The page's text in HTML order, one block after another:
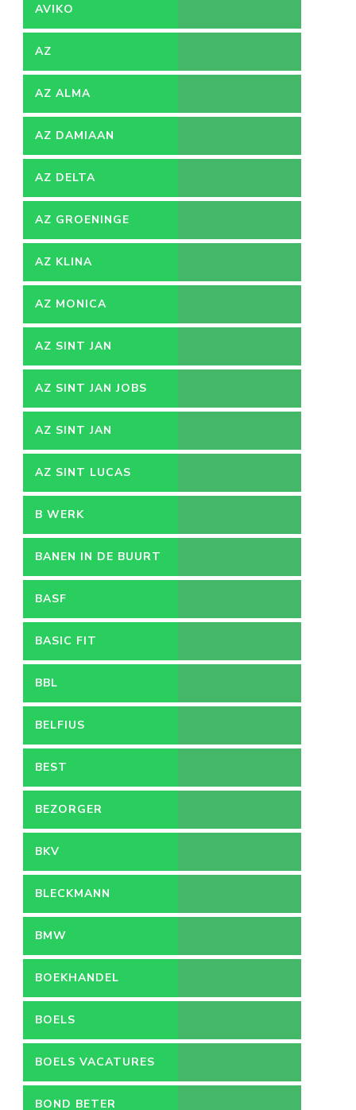
AVIKO
AZ
AZ ALMA
AZ DAMIAAN
AZ DELTA
AZ GROENINGE
AZ KLINA
AZ MONICA
AZ SINT JAN
AZ SINT JAN JOBS
AZ SINT JAN
VACATURES
AZ SINT LUCAS
B WERK
BANEN IN DE BUURT
BASF
BASIC FIT
BBL
BELFIUS
BEST
BEZORGER
BKV
BLECKMANN
BMW
BOEKHANDEL
BOELS
BOELS VACATURES
BOND BETER